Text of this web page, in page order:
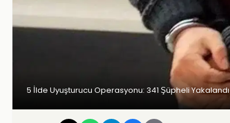
5 İlde Uyuşturucu Operasyonu: 341 Şüpheli Yakalandı